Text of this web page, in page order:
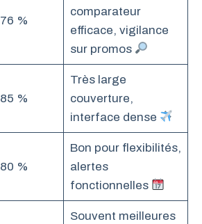
76 %
comparateur
efficace, vigilance
sur promos
85 %
Très large
couverture,
interface dense
80 %
Bon pour flexibilités,
alertes
fonctionnelles
Souvent meilleures